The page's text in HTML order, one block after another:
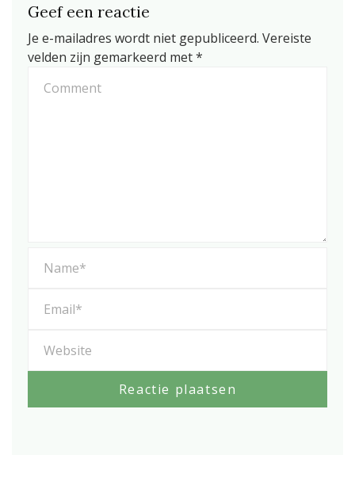
Geef een reactie
Je e-mailadres wordt niet gepubliceerd. Vereiste
velden zijn gemarkeerd met*